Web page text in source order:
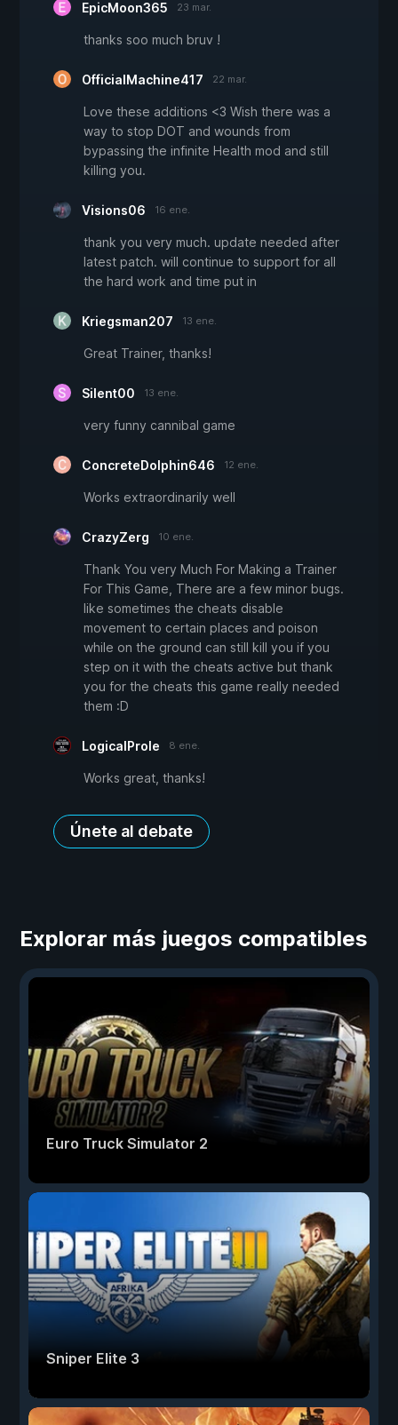
EpicMoon365 23 mar.
thanks soo much bruv !
OfficialMachine417 22 mar.
Love these additions <3 Wish there was a
way to stop DOT and wounds from
bypassing the infinite Health mod and still
killing you.
Visions06 16 ene.
thank you very much. update needed after
latest patch. will continue to support for all
the hard work and time put in
Kriegsman207 13 ene.
Great Trainer, thanks!
Silent00 13 ene.
very funny cannibal game
ConcreteDolphin646 12 ene.
Works extraordinarily well
CrazyZerg 10 ene.
Thank You very Much For Making a Trainer
For This Game, There are a few minor bugs.
like sometimes the cheats disable
movement to certain places and poison
while on the ground can still kill you if you
step on it with the cheats active but thank
you for the cheats this game really needed
them :D
LogicalProle 8 ene.
Works great, thanks!
Únete al debate
Explorar más juegos compatibles
Euro Truck Simulator 2
Sniper Elite 3